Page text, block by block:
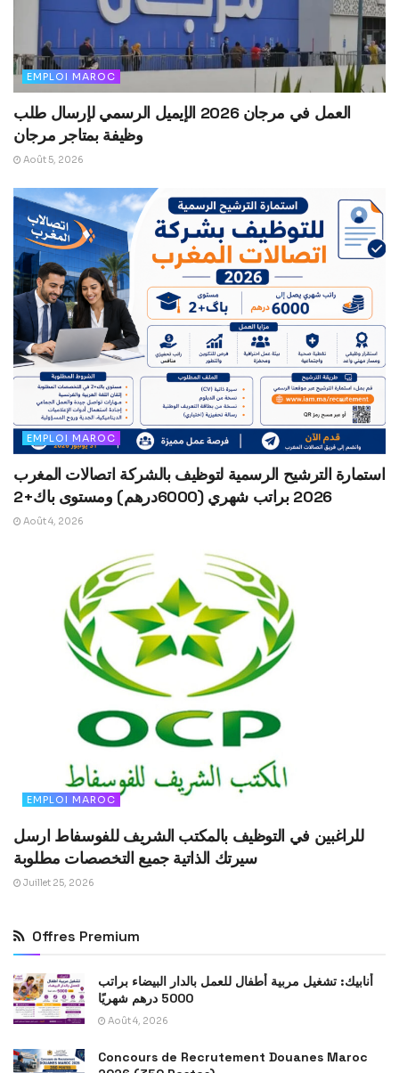
EMPLOI MAROC
العمل في مرجان 2026 الإيميل الرسمي لإرسال طلب
وظيفة بمتاجر مرجان
Août 5, 2026
EMPLOI MAROC
استمارة الترشيح الرسمية لتوظيف بالشركة اتصالات المغرب
2026 براتب شهري (6000درهم) ومستوى باك+2
Août 4, 2026
EMPLOI MAROC
للراغبين في التوظيف بالمكتب الشريف للفوسفاط ارسل
سيرتك الذاتية جميع التخصصات مطلوبة
Juillet 25, 2026
Offres Premium
أنابيك: تشغيل مربية أطفال للعمل بالدار البيضاء براتب
5000 درهم شهريًا
Août 4, 2026
Concours de Recrutement Douanes Maroc